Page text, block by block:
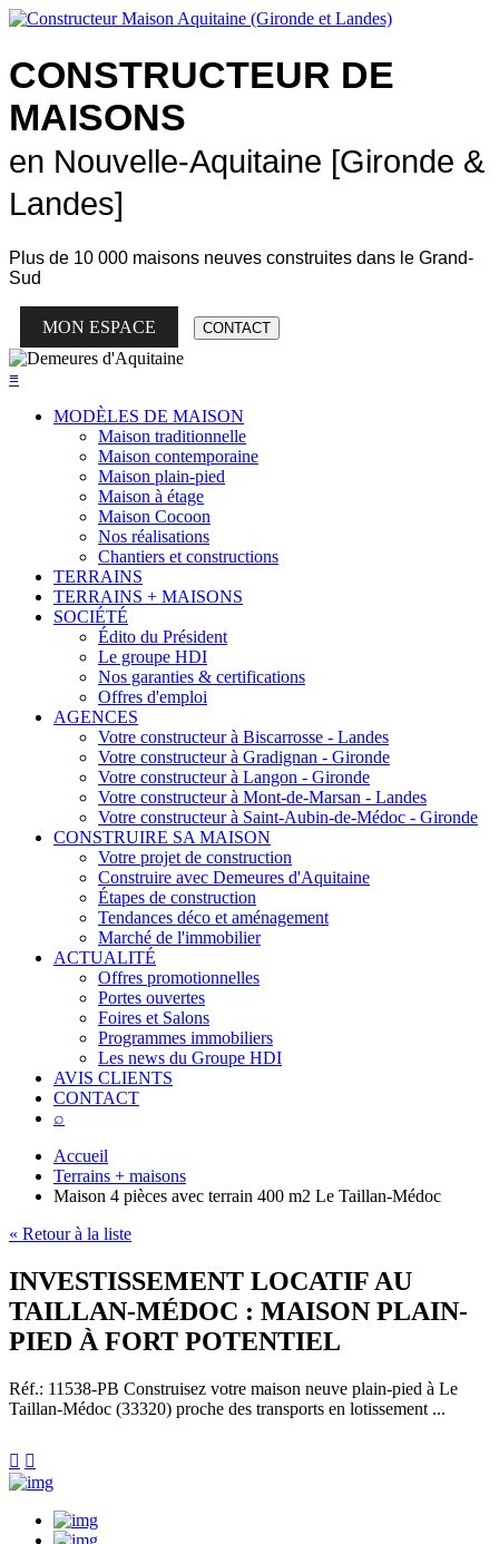
CONSTRUCTEUR DE
MAISONS
en Nouvelle-Aquitaine [Gironde &
Landes]
Plus de 10 000 maisons neuves construites dans le Grand-
Sud
MON ESPACE CONTACT
≡
MODÈLES DE MAISON
Maison traditionnelle
Maison contemporaine
Maison plain-pied
Maison à étage
Maison Cocoon
Nos réalisations
Chantiers et constructions
TERRAINS
TERRAINS + MAISONS
SOCIÉTÉ
Édito du Président
Le groupe HDI
Nos garanties & certifications
Offres d'emploi
AGENCES
Votre constructeur à Biscarrosse - Landes
Votre constructeur à Gradignan - Gironde
Votre constructeur à Langon - Gironde
Votre constructeur à Mont-de-Marsan - Landes
Votre constructeur à Saint-Aubin-de-Médoc - Gironde
CONSTRUIRE SA MAISON
Votre projet de construction
Construire avec Demeures d'Aquitaine
Étapes de construction
Tendances déco et aménagement
Marché de l'immobilier
ACTUALITÉ
Offres promotionnelles
Portes ouvertes
Foires et Salons
Programmes immobiliers
Les news du Groupe HDI
AVIS CLIENTS
CONTACT
⌕
Accueil
Terrains + maisons
Maison 4 pièces avec terrain 400 m2 Le Taillan-Médoc
« Retour à la liste
INVESTISSEMENT LOCATIF AU
TAILLAN-MÉDOC : MAISON PLAIN-
PIED À FORT POTENTIEL
Réf.: 11538-PB Construisez votre maison neuve plain-pied à Le
Taillan-Médoc (33320) proche des transports en lotissement ...
 